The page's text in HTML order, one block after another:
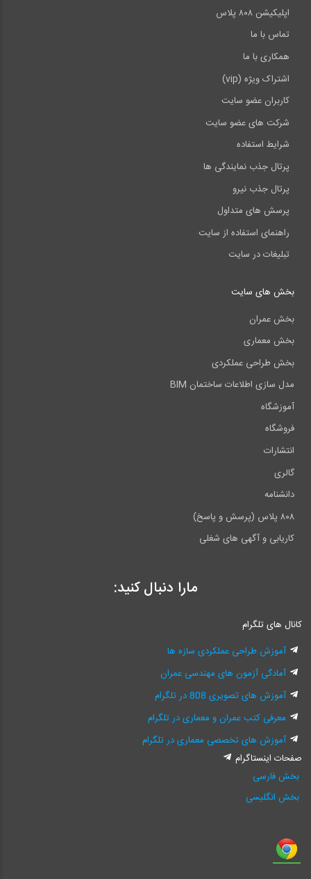
اپلیکیشن ۸۰۸ پلاس
تماس با ما
همکاری با ما
اشتراک ویژه (vip)
کاربران عضو سایت
شرکت های عضو سایت
شرایط استفاده
پرتال جذب نمایندگی ها
پرتال جذب نیرو
پرسش های متداول
راهنمای استفاده از سایت
تبلیغات در سایت
بخش های سایت
بخش عمران
بخش معماری
بخش طراحی عملکردی
مدل سازی اطلاعات ساختمان BIM
آموزشگاه
فروشگاه
انتشارات
گالری
دانشنامه
۸۰۸ پلاس (پرسش و پاسخ)
کاریابی و آگهی های شغلی
مارا دنبال کنید:
کانال های تلگرام
آموزش طراحی عملکردی سازه ها
آمادگی آزمون های مهندسی عمران
آموزش های تصویری 808 در تلگرام
معرفی کتب عمران و معماری در تلگرام
آموزش های تخصصی معماری در تلگرام
صفحات اینستاگرام
بخش فارسی
بخش انگلیسی